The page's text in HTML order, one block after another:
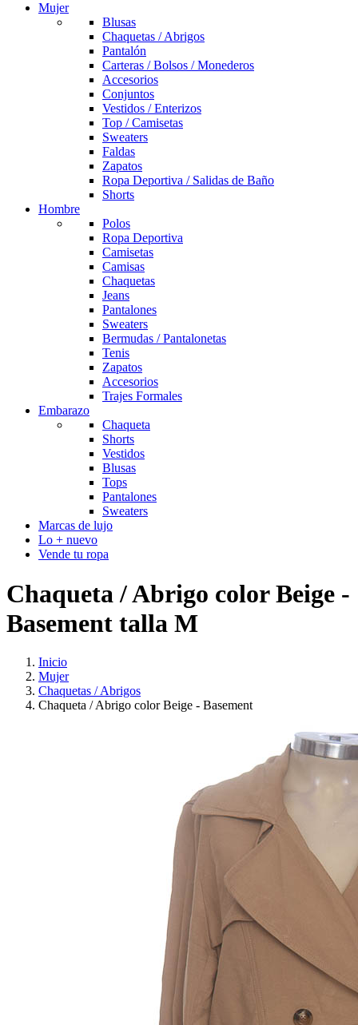
Mujer
Blusas
Chaquetas / Abrigos
Pantalón
Carteras / Bolsos / Monederos
Accesorios
Conjuntos
Vestidos / Enterizos
Top / Camisetas
Sweaters
Faldas
Zapatos
Ropa Deportiva / Salidas de Baño
Shorts
Hombre
Polos
Ropa Deportiva
Camisetas
Camisas
Chaquetas
Jeans
Pantalones
Sweaters
Bermudas / Pantalonetas
Tenis
Zapatos
Accesorios
Trajes Formales
Embarazo
Chaqueta
Shorts
Vestidos
Blusas
Tops
Pantalones
Sweaters
Marcas de lujo
Lo + nuevo
Vende tu ropa
Chaqueta / Abrigo color Beige -
Basement talla M
Inicio
Mujer
Chaquetas / Abrigos
Chaqueta / Abrigo color Beige - Basement